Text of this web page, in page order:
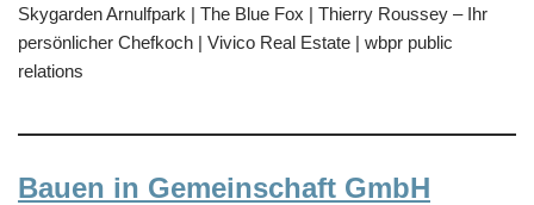
Skygarden Arnulfpark | The Blue Fox | Thierry Roussey – Ihr
persönlicher Chefkoch | Vivico Real Estate | wbpr public
relations
Bauen in Gemeinschaft GmbH